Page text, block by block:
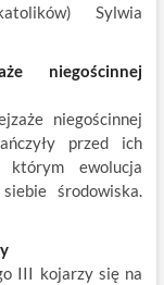
Sylwia
niegościnnej
niegościnnej
przed ich
ewolucja
środowiska.
III kojarzy się na